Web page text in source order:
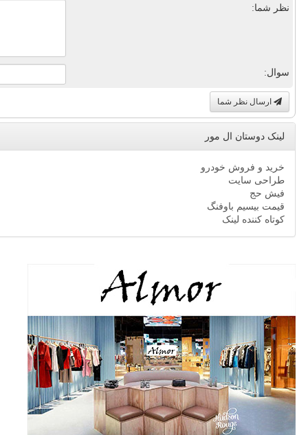
نظر شما:
سوال:
ارسال نظر شما
لینک دوستان ال مور
خرید و فروش خودرو
طراحی سایت
فیش حج
قیمت بیسیم باوفنگ
کوتاه کننده لینک